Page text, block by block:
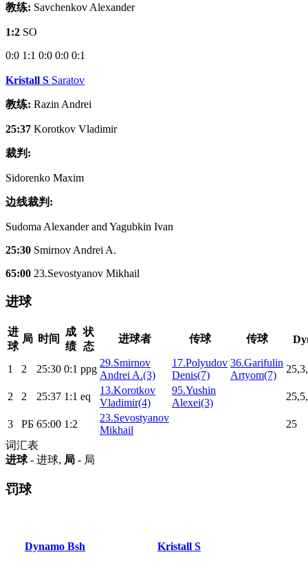
教练: Savchenkov Alexander
1:2 SO
0:0 1:1 0:0 0:0 0:1
Kristall S Saratov
教练: Razin Andrei
25:37 Korotkov Vladimir
裁判:
Sidorenko Maxim
边线裁判:
Sudoma Alexander and Yagubkin Ivan
25:30 Smirnov Andrei A.
65:00 23.Sevostyanov Mikhail
进球
进
球
局 时间
成
绩
状
态
进球者 传球 传球
1 2 25:30 0:1 ppg
29.Smirnov
Andrei A.(3)
17.Polyudov
Denis(7)
36.Garifulin
Artyom(7)
2 2 25:37 1:1 eq
13.Korotkov
Vladimir(4)
95.Yushin
Alexei(3)
3 РБ 65:00 1:2
23.Sevostyanov
Mikhail
25
词汇表
进球- 进球, 局 - 局
罚球
Dynamo Bsh Kristall S